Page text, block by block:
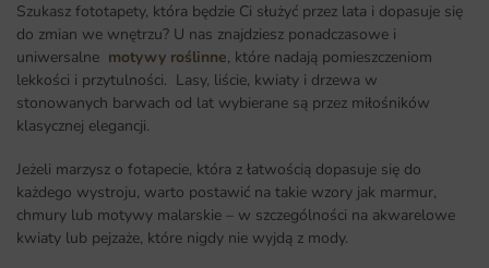
Szukasz fototapety, która będzie Ci służyć przez lata i dopasuje się
do zmian we wnętrzu? U nas znajdziesz ponadczasowe i
uniwersalne motywy roślinne, które nadają pomieszczeniom
lekkości i przytulności. Lasy, liście, kwiaty i drzewa w
stonowanych barwach od lat wybierane są przez miłośników
klasycznej elegancji.
Jeżeli marzysz o fotapecie, która z łatwością dopasuje się do
każdego wystroju, warto postawić na takie wzory jak marmur,
chmury lub motywy malarskie – w szczególności na akwarelowe
kwiaty lub pejzaże, które nigdy nie wyjdą z mody.